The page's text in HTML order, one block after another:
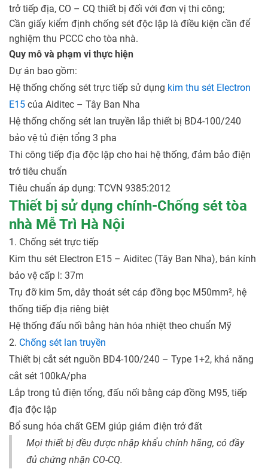
trở tiếp địa, CO – CQ thiết bị đối với đơn vị thi công;
Cần giấy kiểm định chống sét độc lập là điều kiện cần để
nghiệm thu PCCC cho tòa nhà.
Quy mô và phạm vi thực hiện
Dự án bao gồm:
Hệ thống chống sét trực tiếp sử dụng kim thu sét Electron
E15 của Aiditec – Tây Ban Nha
Hệ thống chống sét lan truyền lắp thiết bị BD4-100/240
bảo vệ tủ điện tổng 3 pha
Thi công tiếp địa độc lập cho hai hệ thống, đảm bảo điện
trở tiêu chuẩn
Tiêu chuẩn áp dụng: TCVN 9385:2012
Thiết bị sử dụng chính-Chống sét tòa
nhà Mễ Trì Hà Nội
1. Chống sét trực tiếp
Kim thu sét Electron E15 – Aiditec (Tây Ban Nha), bán kính
bảo vệ cấp I: 37m
Trụ đỡ kim 5m, dây thoát sét cáp đồng bọc M50mm², hệ
thống tiếp địa riêng biệt
Hệ thống đấu nối bằng hàn hóa nhiệt theo chuẩn Mỹ
2. Chống sét lan truyền
Thiết bị cắt sét nguồn BD4-100/240 – Type 1+2, khả năng
cắt sét 100kA/pha
Lắp trong tủ điện tổng, đấu nối bằng cáp đồng M95, tiếp
địa độc lập
Bổ sung hóa chất GEM giúp giảm điện trở đất
Mọi thiết bị đều được nhập khẩu chính hãng, có đầy
đủ chứng nhận CO-CQ.